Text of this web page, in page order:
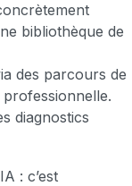
bibliothèque de
des parcours de
diagnostics
: c’est